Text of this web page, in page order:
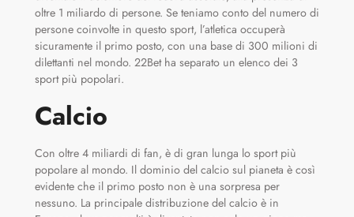
oltre 1 miliardo di persone. Se teniamo conto del numero di
persone coinvolte in questo sport, l’atletica occuperà
sicuramente il primo posto, con una base di 300 milioni di
dilettanti nel mondo. 22Bet ha separato un elenco dei 3
sport più popolari.
Calcio
Con oltre 4 miliardi di fan, è di gran lunga lo sport più
popolare al mondo. Il dominio del calcio sul pianeta è così
evidente che il primo posto non è una sorpresa per
nessuno. La principale distribuzione del calcio è in